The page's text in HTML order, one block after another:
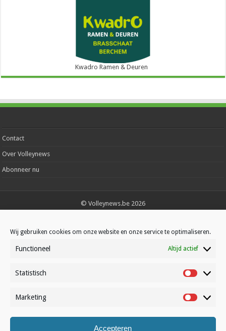
Wij gebruiken cookies om onze website en onze service te optimaliseren.
Functioneel Altijd actief
Statistisch Statistisch
Marketing
Accepteren
Kwadro Ramen & Deuren
Contact
Over Volleynews
Abonneer nu
© Volleynews.be 2026
Français Nederlands